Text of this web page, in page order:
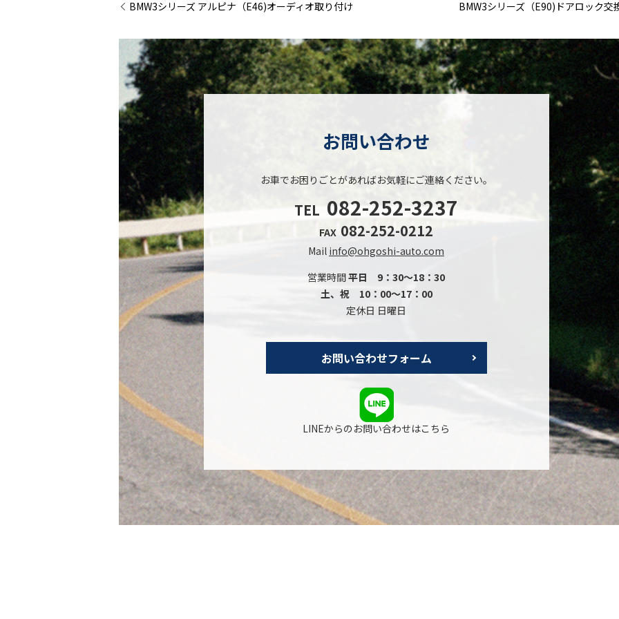
BMW3シリーズ アルピナ（E46)オーディオ取り付け BMW3シリーズ（E90)ドアロック交
お問い合わせ
お車でお困りごとがあればお気軽にご連絡ください。
TEL 082-252-3237
FAX 082-252-0212
Mail info@ohgoshi-auto.com
営業時間平日 9：30～18：30
土、祝 10：00～17：00
定休日 日曜日
お問い合わせフォーム
LINEからのお問い合わせはこちら